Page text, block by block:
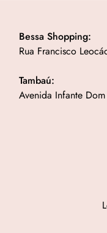
Bessa Shopping:
Rua Francisco
Tambaú:
Avenida Infante